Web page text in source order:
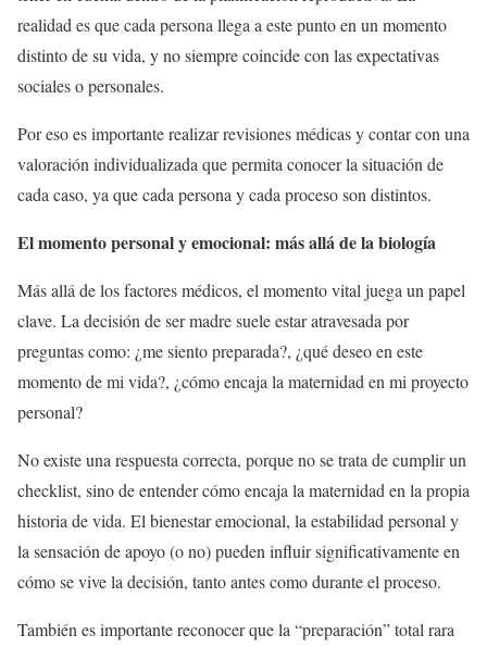
realidad es que cada persona llega a este punto en un momento
distinto de su vida, y no siempre coincide con las expectativas
sociales o personales.
Por eso es importante realizar revisiones médicas y contar con una
valoración individualizada que permita conocer la situación de
cada caso, ya que cada persona y cada proceso son distintos.
El momento personal y emocional: más allá de la biología
Más allá de los factores médicos, el momento vital juega un papel
clave. La decisión de ser madre suele estar atravesada por
preguntas como: ¿me siento preparada?, ¿qué deseo en este
momento de mi vida?, ¿cómo encaja la maternidad en mi proyecto
personal?
No existe una respuesta correcta, porque no se trata de cumplir un
checklist, sino de entender cómo encaja la maternidad en la propia
historia de vida. El bienestar emocional, la estabilidad personal y
la sensación de apoyo (o no) pueden influir significativamente en
cómo se vive la decisión, tanto antes como durante el proceso.
También es importante reconocer que la “preparación” total rara